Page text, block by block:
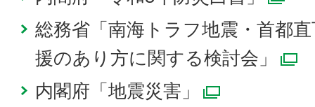
総務省「南海トラフ地震・首都
援のあり方に関する検討会」
内閣府「地震災害」